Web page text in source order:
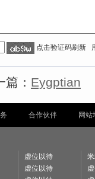
点击验证码刷新
： Eygptian
合作伙伴 网站
虚位以待
虚位以待